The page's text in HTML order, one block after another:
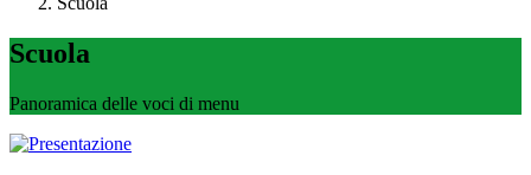
Scuola
Panoramica delle voci di menu